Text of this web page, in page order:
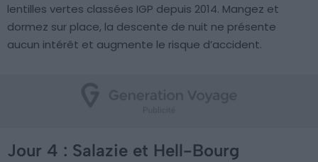
lentilles vertes classées IGP depuis 2014. Mangez et
dormez sur place, la descente de nuit ne présente
aucun intérêt et augmente le risque d’accident.
Jour 4 : Salazie et Hell-Bourg